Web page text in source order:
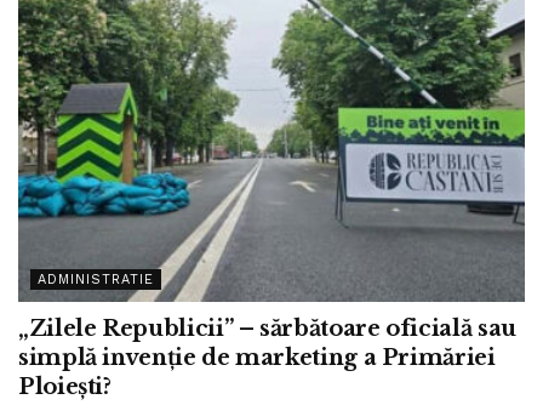
ADMINISTRATIE
„Zilele Republicii” – sărbătoare oficială sau
simplă invenție de marketing a Primăriei
Ploiești?